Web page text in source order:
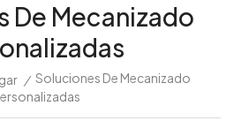
De Mecanizado
/ Soluciones De Mecanizado